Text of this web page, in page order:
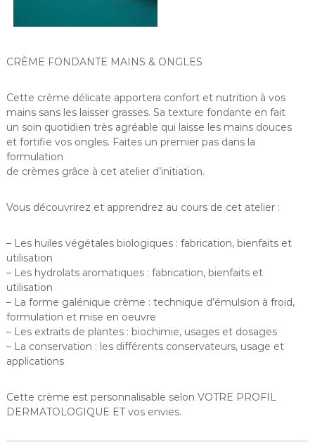
CRÈME FONDANTE MAINS & ONGLES
Cette crème délicate apportera confort et nutrition à vos
mains sans les laisser grasses. Sa texture fondante en fait
un soin quotidien très agréable qui laisse les mains douces
et fortifie vos ongles. Faites un premier pas dans la
formulation
de crèmes grâce à cet atelier d’initiation.
Vous découvrirez et apprendrez au cours de cet atelier :
– Les huiles végétales biologiques : fabrication, bienfaits et
utilisation
– Les hydrolats aromatiques : fabrication, bienfaits et
utilisation
– La forme galénique crème : technique d’émulsion à froid,
formulation et mise en oeuvre
– Les extraits de plantes : biochimie, usages et dosages
– La conservation : les différents conservateurs, usage et
applications
Cette crème est personnalisable selon VOTRE PROFIL
DERMATOLOGIQUE ET vos envies.